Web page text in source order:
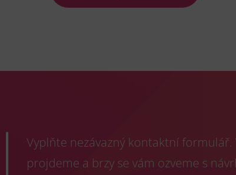
Vyplňte nezávazný kontaktní formulář.
projdeme a brzy se vám ozveme s